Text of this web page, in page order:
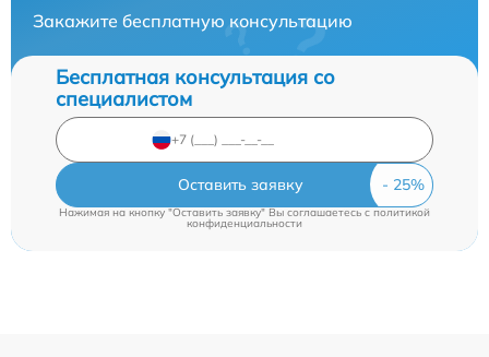
Закажите бесплатную консультацию
Бесплатная консультация со
специалистом
Оставить заявку
Нажимая на кнопку "Оставить заявку" Вы соглашаетесь cполитикой
конфиденциальности